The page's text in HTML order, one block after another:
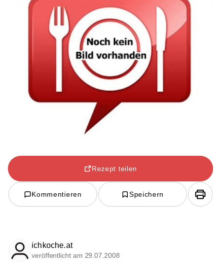
Rezept teilen
Kommentieren Speichern
ichkoche.at
veröffentlicht am 29.07.2008